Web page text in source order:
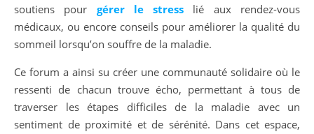
soutiens pour gérer le stress lié aux rendez-vous
médicaux, ou encore conseils pour améliorer la qualité du
sommeil lorsqu’on souffre de la maladie.
Ce forum a ainsi su créer une communauté solidaire où le
ressenti de chacun trouve écho, permettant à tous de
traverser les étapes difficiles de la maladie avec un
sentiment de proximité et de sérénité. Dans cet espace,